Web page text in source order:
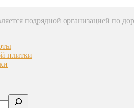
подрядной организацией по
плитки